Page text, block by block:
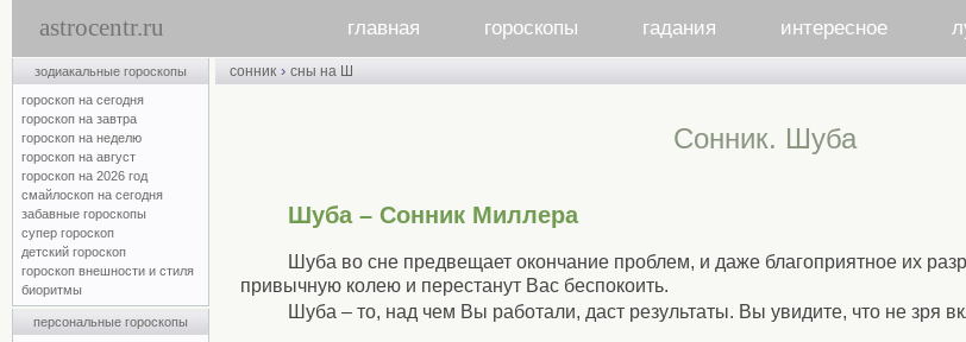
astrocentr.ru главная гороскопы гадания интересное
зодиакальные гороскопы
гороскоп на сегодня
гороскоп на завтра
гороскоп на неделю
гороскоп на август
гороскоп на 2026 год
смайлоскоп на сегодня
забавные гороскопы
супер гороскоп
детский гороскоп
гороскоп внешности и стиля
биоритмы
персональные гороскопы
сонник › сны на Ш
Cонник. Шуба
Шуба – Сонник Миллера
Шуба во сне предвещает окончание проблем, и даже благоприятное их
привычную колею и перестанут Вас беспокоить.
Шуба – то, над чем Вы работали, даст результаты. Вы увидите, что не зря